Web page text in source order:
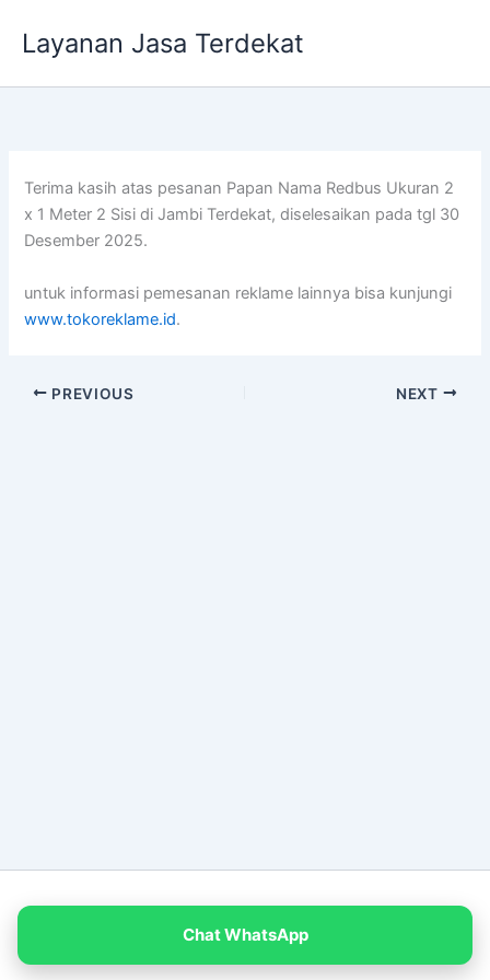
Layanan Jasa Terdekat
Terima kasih atas pesanan Papan Nama Redbus Ukuran 2
x 1 Meter 2 Sisi di Jambi Terdekat, diselesaikan pada tgl 30
Desember 2025.
untuk informasi pemesanan reklame lainnya bisa kunjungi
www.tokoreklame.id.
PREVIOUS NEXT
Chat WhatsApp